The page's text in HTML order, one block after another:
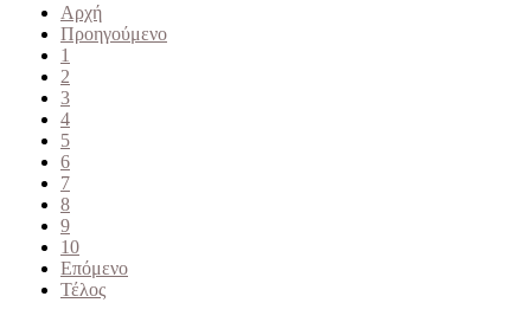
Αρχή
Προηγούμενο
1
2
3
4
5
6
7
8
9
10
Επόμενο
Τέλος